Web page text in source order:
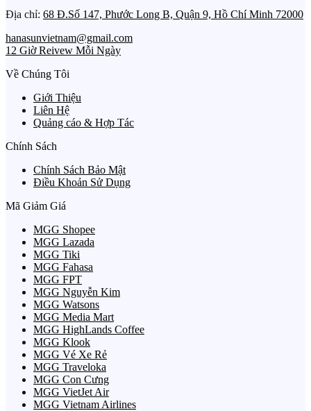
Địa chỉ: 68 Đ.Số 147, Phước Long B, Quận 9, Hồ Chí Minh 72000
hanasunvietnam@gmail.com
12 Giờ Reivew Mỗi Ngày
Về Chúng Tôi
Giới Thiệu
Liên Hệ
Quảng cáo & Hợp Tác
Chính Sách
Chính Sách Bảo Mật
Điều Khoản Sử Dụng
Mã Giảm Giá
MGG Shopee
MGG Lazada
MGG Tiki
MGG Fahasa
MGG FPT
MGG Nguyễn Kim
MGG Watsons
MGG Media Mart
MGG HighLands Coffee
MGG Klook
MGG Vé Xe Rẻ
MGG Traveloka
MGG Con Cưng
MGG VietJet Air
MGG Vietnam Airlines